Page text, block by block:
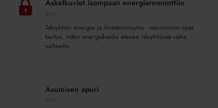
energiaremonttiinAskelkuviot isompaan energiaremonttiin
Taloyhtiön energia- ja ilmastonmuutos - isännöinnin opas
kertoo, miten energiahanke etenee taloyhtiössä vaihe
vaiheelta.
Asumisen apuri